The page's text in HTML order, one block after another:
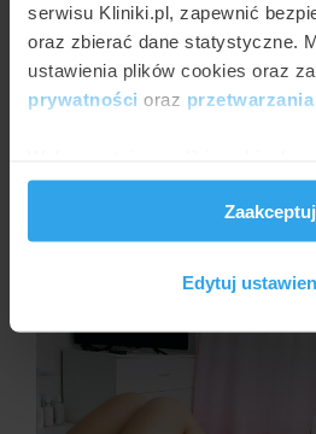
serwisu Kliniki.pl, zapewnić
oraz zbierać dane statystyczne.
ustawienia plików cookies oraz
prywatności oraz
i reklam, aby oferować funkcje
analizować ruch w naszej
korzystasz z naszej witryny,
społecznościowym, reklamowym
otrzymanymi od Ciebie lub
korzystania z ich usług.
Zaakceptuj
Edytuj
Kiedy wykonuje się
odmładzania
AGNIESZKA